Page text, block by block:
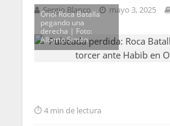
Sergio Blanco mayo 3, 2025
Oriol Roca Batalla
pegando una
derecha | Foto:
Alberto Simón
4 min de lectura